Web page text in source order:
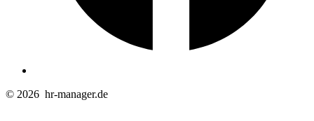
© 2026 hr-manager.de